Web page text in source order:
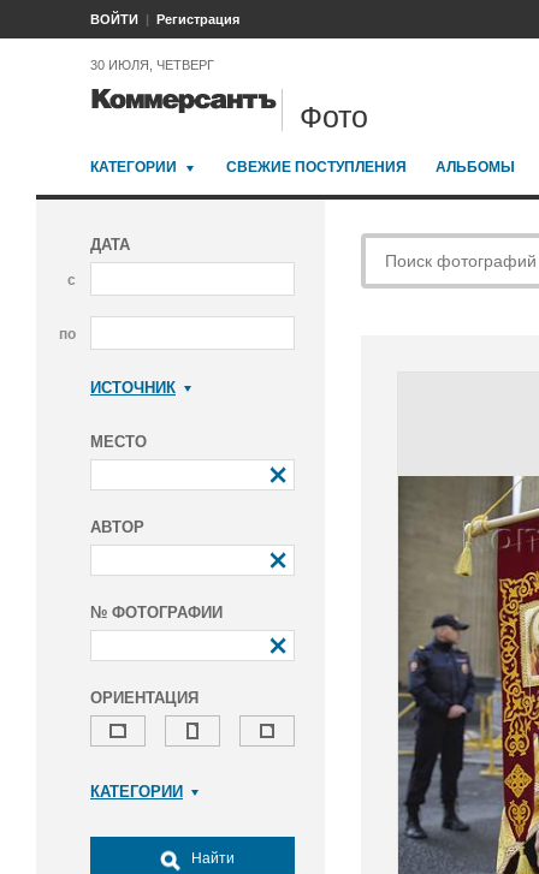
ВОЙТИ Регистрация
30 ИЮЛЯ, ЧЕТВЕРГ
Фото
КАТЕГОРИИ СВЕЖИЕ ПОСТУПЛЕНИЯ АЛЬБОМЫ
ДАТА
с
по
ИСТОЧНИК
МЕСТО
АВТОР
№ ФОТОГРАФИИ
ОРИЕНТАЦИЯ
КАТЕГОРИИ
Досуг, туризм и отдых
Найти